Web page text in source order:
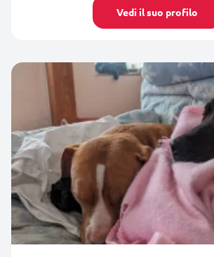
Vedi il suo profilo